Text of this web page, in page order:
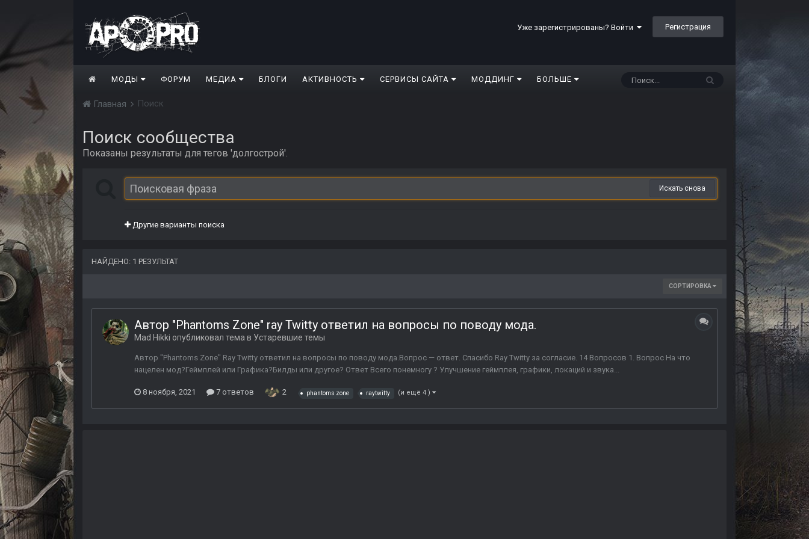
Уже зарегистрированы? Войти Регистрация
МОДЫ ФОРУМ МЕДИА БЛОГИ АКТИВНОСТЬ СЕРВИСЫ САЙТА МОДДИНГ БОЛЬШЕ
Главная Поиск
Поиск сообщества
Показаны результаты для тегов 'долгострой'.
Искать снова
Другие варианты поиска
НАЙДЕНО: 1 РЕЗУЛЬТАТ
СОРТИРОВКА
Автор "Phantoms Zone" ray Twitty ответил на вопросы по поводу мода.
Mad Hikki опубликовал тема в Устаревшие темы
Автор "Phantoms Zone" Ray Twitty ответил на вопросы по поводу мода.Вопрос — ответ. Спасибо Ray Twitty за согласие. 14 Вопросов 1. Вопрос На что
нацелен мод?Геймплей или Графика?Билды или другое? Ответ Всего понемногу ? Улучшение геймплея, графики, локаций и звука...
8 ноября, 2021 7 ответов 2 phantoms zone raytwitty (и ещё 4 )